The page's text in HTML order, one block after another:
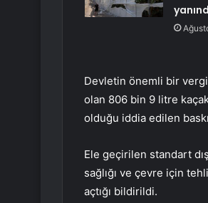
Devletin önemli bir
olan 806 bin 9 litre
olduğu iddia edilen
Ele geçirilen standart
sağlığı ve çevre için
açtığı bildirildi.